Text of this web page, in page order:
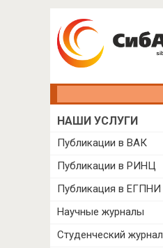
НАШИ УСЛУГИ
Публикации в ВАК
Публикации в РИНЦ
Публикация в ЕГПНИ
Научные журналы
Студенческий журнал